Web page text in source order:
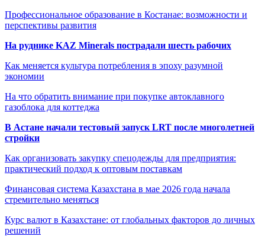
Профессиональное образование в Костанае: возможности и
перспективы развития
На руднике KAZ Minerals пострадали шесть рабочих
Как меняется культура потребления в эпоху разумной
экономии
На что обратить внимание при покупке автоклавного
газоблока для коттеджа
В Астане начали тестовый запуск LRT после многолетней
стройки
Как организовать закупку спецодежды для предприятия:
практический подход к оптовым поставкам
Финансовая система Казахстана в мае 2026 года начала
стремительно меняться
Курс валют в Казахстане: от глобальных факторов до личных
решений